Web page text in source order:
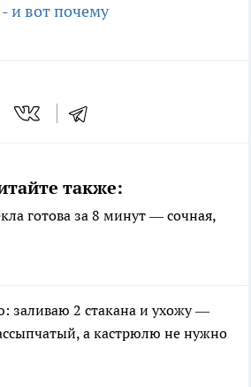
и вот почему
также:
готова за 8 минут — сочная,
заливаю 2 стакана и ухожу —
а кастрюлю не нужно